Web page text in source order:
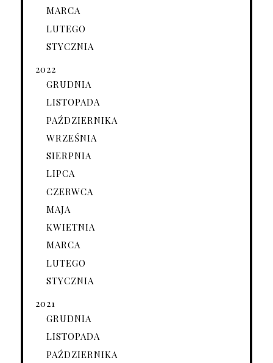
MARCA
LUTEGO
STYCZNIA
2022
GRUDNIA
LISTOPADA
PAŹDZIERNIKA
WRZEŚNIA
SIERPNIA
LIPCA
CZERWCA
MAJA
KWIETNIA
MARCA
LUTEGO
STYCZNIA
2021
GRUDNIA
LISTOPADA
PAŹDZIERNIKA